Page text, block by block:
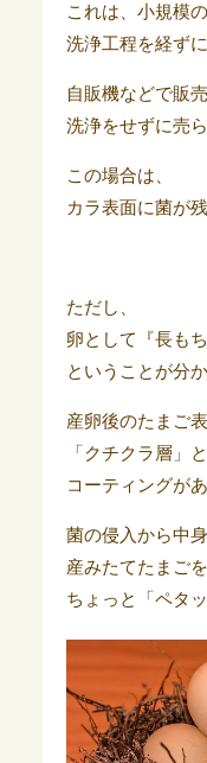
これは、小規模
洗浄工程を経ず
自販機などで販
洗浄をせずに売
この場合は、
カラ表面に菌が
ただし、
卵として『長も
ということが分
産卵後のたまご
「クチクラ層」
コーティングが
菌の侵入から中
産みたてたまごを
ちょっと「ペタ